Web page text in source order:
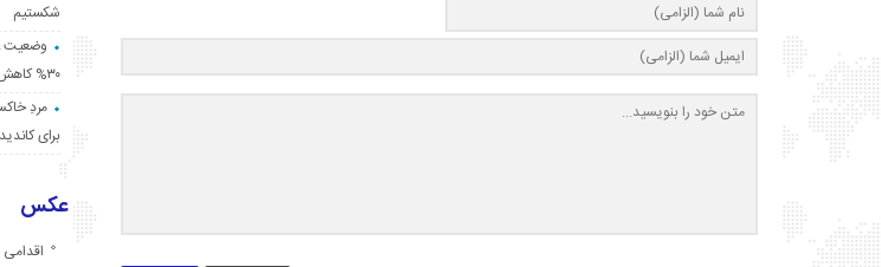
شکستیم
وضعیت
۳۰% کاهش یافت
برای
عکس